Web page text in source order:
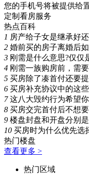
您的手机号将被提供给
定制看房服务
热点百科
1 房产给子女是继承好
2 婚前买的房子离婚后
3 刚需是什么意思?仅仅
4 刚需一族购房前，需
5 买房除了凑首付还要
6 买房补充协议中的这
7 这八大毁约行为希望
8 买房交完首付后不想
9 楼盘封盘和开盘分别
10 买房时为什么优先选
热门楼盘
查看更多 >
热门区域